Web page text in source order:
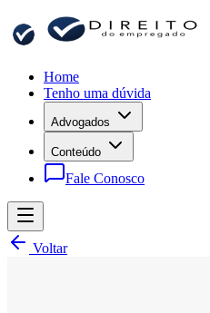
Home
Tenho uma dúvida
Advogados
Conteúdo
Fale Conosco
Voltar